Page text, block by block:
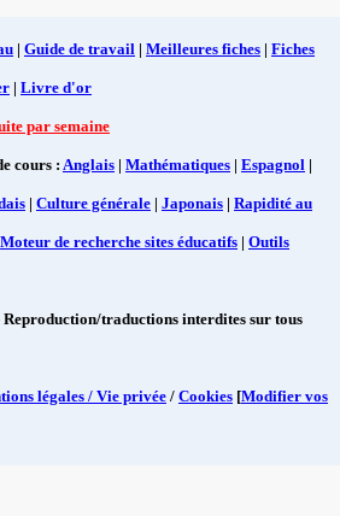
| Guide de travail | Meilleures fiches | Fiches
| Livre d'or
par semaine
cours : Anglais | Mathématiques | Espagnol |
| Culture générale | Japonais | Rapidité au
Moteur de recherche sites éducatifs | Outils
Reproduction/traductions interdites sur tous
légales / Vie privée / Cookies [Modifier vos